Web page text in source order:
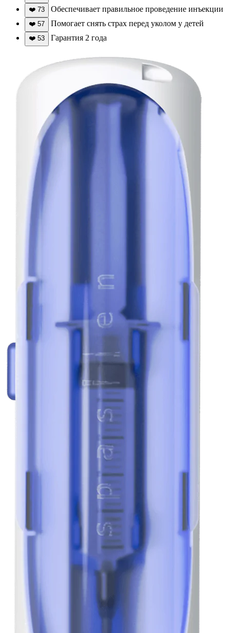
❤️ 73 Обеспечивает правильное проведение инъекции
❤️ 57 Помогает снять страх перед уколом у детей
❤️ 53 Гарантия 2 года